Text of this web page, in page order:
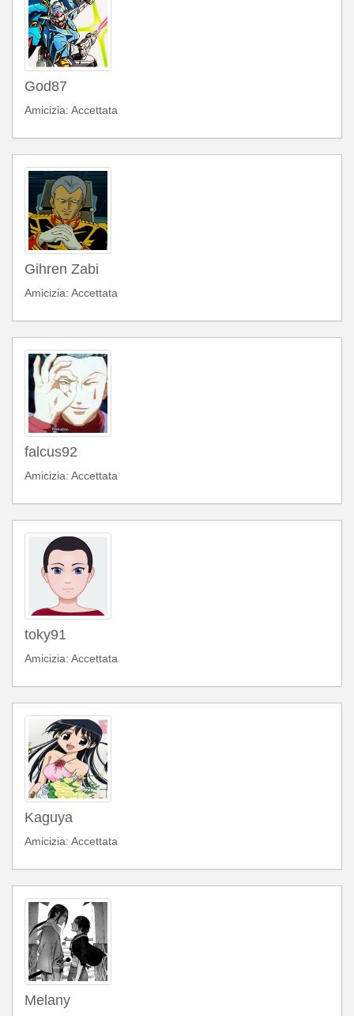
God87
Amicizia: Accettata
Gihren Zabi
Amicizia: Accettata
falcus92
Amicizia: Accettata
toky91
Amicizia: Accettata
Kaguya
Amicizia: Accettata
Melany